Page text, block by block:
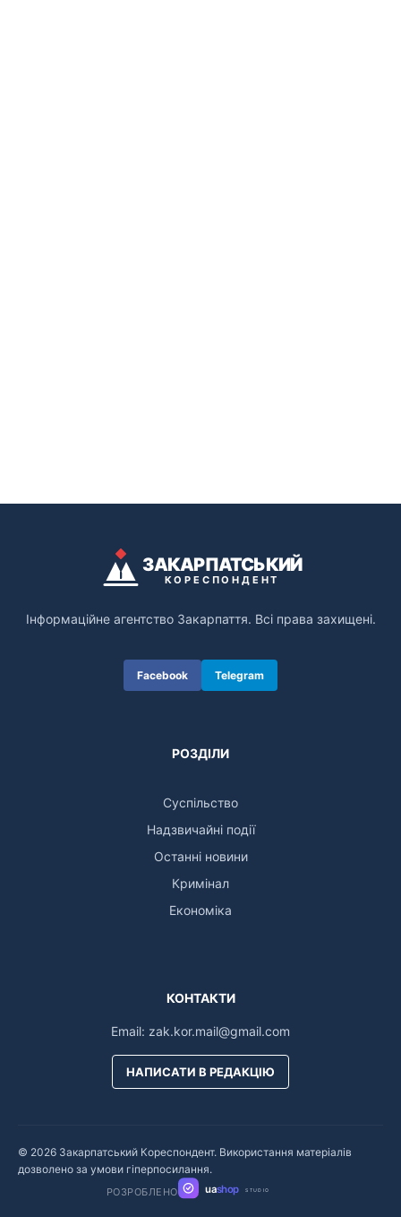
ЗАКАРПАТСЬКИЙ
КОРЕСПОНДЕНТ
Інформаційне агентство Закарпаття. Всі права захищені.
Facebook Telegram
РОЗДІЛИ
Суспільство
Надзвичайні події
Останні новини
Кримінал
Економіка
КОНТАКТИ
Email: zak.kor.mail@gmail.com
НАПИСАТИ В РЕДАКЦІЮ
© 2026 Закарпатський Кореспондент. Використання матеріалів
дозволено за умови гіперпосилання.
РОЗРОБЛЕНО uashop STUDIO